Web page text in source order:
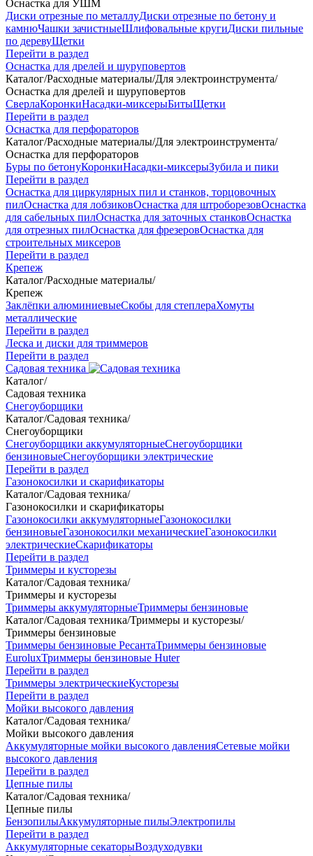
Оснастка для УШМ
Диски отрезные по металлуДиски отрезные по бетону и
камнюЧашки зачистныеШлифовальные кругиДиски пильные
по деревуЩетки
Перейти в раздел
Оснастка для дрелей и шуруповертов
Каталог/Расходные материалы/Для электроинструмента/
Оснастка для дрелей и шуруповертов
СверлаКоронкиНасадки-миксерыБитыЩетки
Перейти в раздел
Оснастка для перфораторов
Каталог/Расходные материалы/Для электроинструмента/
Оснастка для перфораторов
Буры по бетонуКоронкиНасадки-миксерыЗубила и пики
Перейти в раздел
Оснастка для циркулярных пил и станков, торцовочных
пилОснастка для лобзиковОснастка для штроборезовОснастка
для сабельных пилОснастка для заточных станковОснастка
для отрезных пилОснастка для фрезеровОснастка для
строительных миксеров
Перейти в раздел
Крепеж
Каталог/Расходные материалы/
Крепеж
Заклёпки алюминиевыеСкобы для степлераХомуты
металлические
Перейти в раздел
Леска и диски для триммеров
Перейти в раздел
Садовая техника
Каталог/
Садовая техника
Снегоуборщики
Каталог/Садовая техника/
Снегоуборщики
Снегоуборщики аккумуляторныеСнегоуборщики
бензиновыеСнегоуборщики электрические
Перейти в раздел
Газонокосилки и скарификаторы
Каталог/Садовая техника/
Газонокосилки и скарификаторы
Газонокосилки аккумуляторныеГазонокосилки
бензиновыеГазонокосилки механическиеГазонокосилки
электрическиеСкарификаторы
Перейти в раздел
Триммеры и кусторезы
Каталог/Садовая техника/
Триммеры и кусторезы
Триммеры аккумуляторныеТриммеры бензиновые
Каталог/Садовая техника/Триммеры и кусторезы/
Триммеры бензиновые
Триммеры бензиновые РесантаТриммеры бензиновые
EuroluxТриммеры бензиновые Huter
Перейти в раздел
Триммеры электрическиеКусторезы
Перейти в раздел
Мойки высокого давления
Каталог/Садовая техника/
Мойки высокого давления
Аккумуляторные мойки высокого давленияСетевые мойки
высокого давления
Перейти в раздел
Цепные пилы
Каталог/Садовая техника/
Цепные пилы
БензопилыАккумуляторные пилыЭлектропилы
Перейти в раздел
Аккумуляторные секаторыВоздуходувки